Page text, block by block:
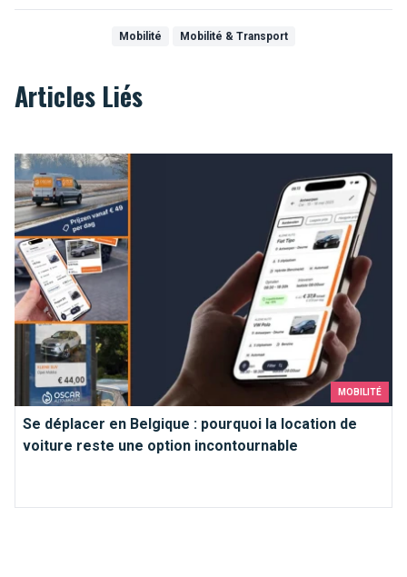
Mobilité Mobilité & Transport
Articles Liés
MOBILITÉ
Se déplacer en Belgique : pourquoi la location de
voiture reste une option incontournable
Se déplacer en Belgique : pourquoi la location de voiture